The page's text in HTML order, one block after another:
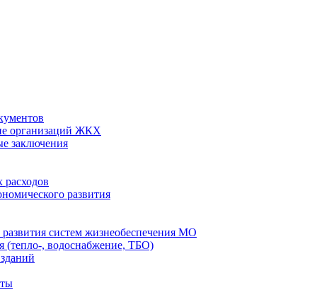
организаций ЖКХ
заключения
развития
систем жизнеобеспечения МО
(тепло-, водоснабжение, ТБО)